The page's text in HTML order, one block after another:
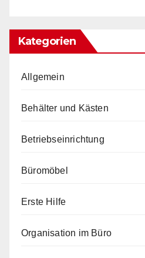
Kategorien
Allgemein
Behälter und Kästen
Betriebseinrichtung
Büromöbel
Erste Hilfe
Organisation im Büro